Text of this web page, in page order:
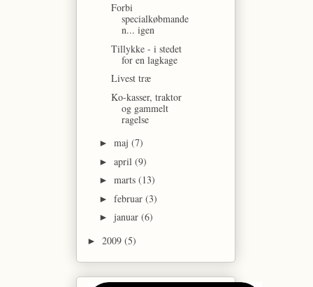
Forbi
specialkøbmande
n... igen
Tillykke - i stedet
for en lagkage
Livest træ
Ko-kasser, traktor
og gammelt
ragelse
►maj(7)
►april(9)
►marts(13)
►februar(3)
►januar(6)
►2009(5)